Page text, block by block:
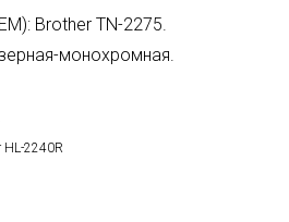
Brother TN-2275.
монохромная.
HL-2240R